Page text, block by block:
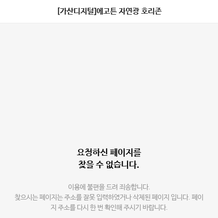
[가산디지털]에고튼 자연광 호리존
요청하신 페이지를
찾을 수 없습니다.
이용에 불편을 드려 죄송합니다.
찾으시는 페이지는 주소를 잘못 입력하였거나 삭제된 페이지 입니다. 페이
지 주소를 다시 한 번 확인해 주시기 바랍니다.